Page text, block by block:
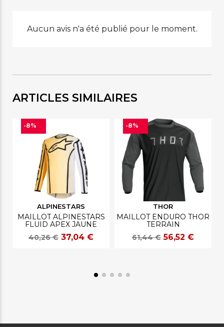
Aucun avis n'a été publié pour le moment.
ARTICLES SIMILAIRES
ALPINESTARS
MAILLOT ALPINESTARS
FLUID APEX JAUNE
40,26 € 37,04 €
-8%
THOR
MAILLOT ENDURO THOR
TERRAIN
61,44 € 56,52 €
-8%